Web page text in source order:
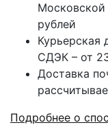
Московской
рублей
Курьерская
СДЭК – от
Доставка
Подробнее о